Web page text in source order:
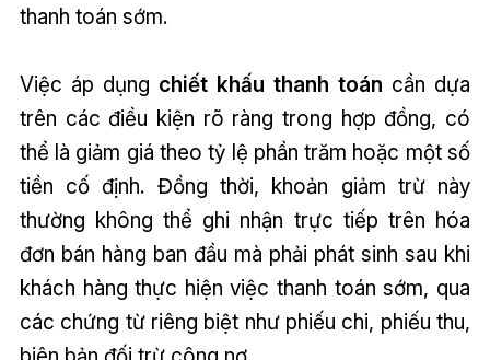
thanh toán sớm.
Việc áp dụng chiết khấu thanh toán cần dựa
trên các điều kiện rõ ràng trong hợp đồng, có
thể là giảm giá theo tỷ lệ phần trăm hoặc một số
tiền cố định. Đồng thời, khoản giảm trừ này
thường không thể ghi nhận trực tiếp trên hóa
đơn bán hàng ban đầu mà phải phát sinh sau khi
khách hàng thực hiện việc thanh toán sớm, qua
các chứng từ riêng biệt như phiếu chi, phiếu thu,